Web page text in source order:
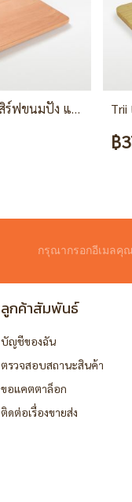
฿
ลูกค้าสัมพันธ์
บัญชีของฉัน
ตรวจสอบสถานะสินค้า
ขอแคตตาล็อก
ติดต่อเรื่องขายส่ง